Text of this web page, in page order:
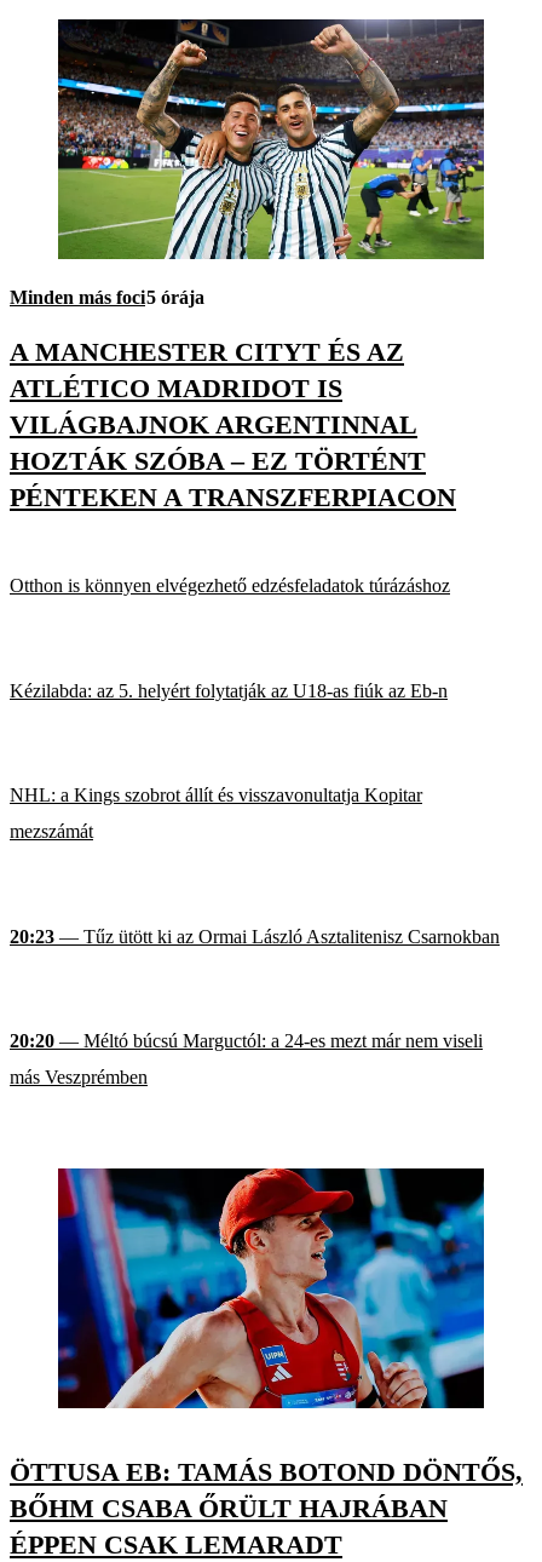
Minden más foci5 órája
A MANCHESTER CITYT ÉS AZ
ATLÉTICO MADRIDOT IS
VILÁGBAJNOK ARGENTINNAL
HOZTÁK SZÓBA – EZ TÖRTÉNT
PÉNTEKEN A TRANSZFERPIACON
Otthon is könnyen elvégezhető edzésfeladatok túrázáshoz
Kézilabda: az 5. helyért folytatják az U18-as fiúk az Eb-n
NHL: a Kings szobrot állít és visszavonultatja Kopitar
mezszámát
20:23 — Tűz ütött ki az Ormai László Asztalitenisz Csarnokban
20:20 — Méltó búcsú Marguctól: a 24-es mezt már nem viseli
más Veszprémben
ÖTTUSA EB: TAMÁS BOTOND DÖNTŐS,
BŐHM CSABA ŐRÜLT HAJRÁBAN
ÉPPEN CSAK LEMARADT